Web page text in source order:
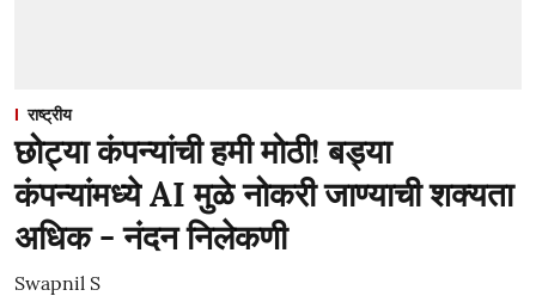
राष्ट्रीय
छोट्या कंपन्यांची हमी मोठी! बड्या
कंपन्यांमध्ये AI मुळे नोकरी जाण्याची शक्यता
अधिक - नंदन निलेकणी
Swapnil S